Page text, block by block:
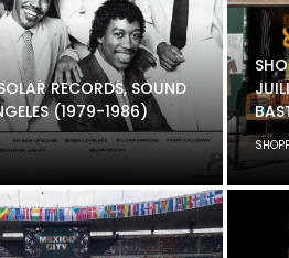
RECORDS, SOUND
(1979-1986)